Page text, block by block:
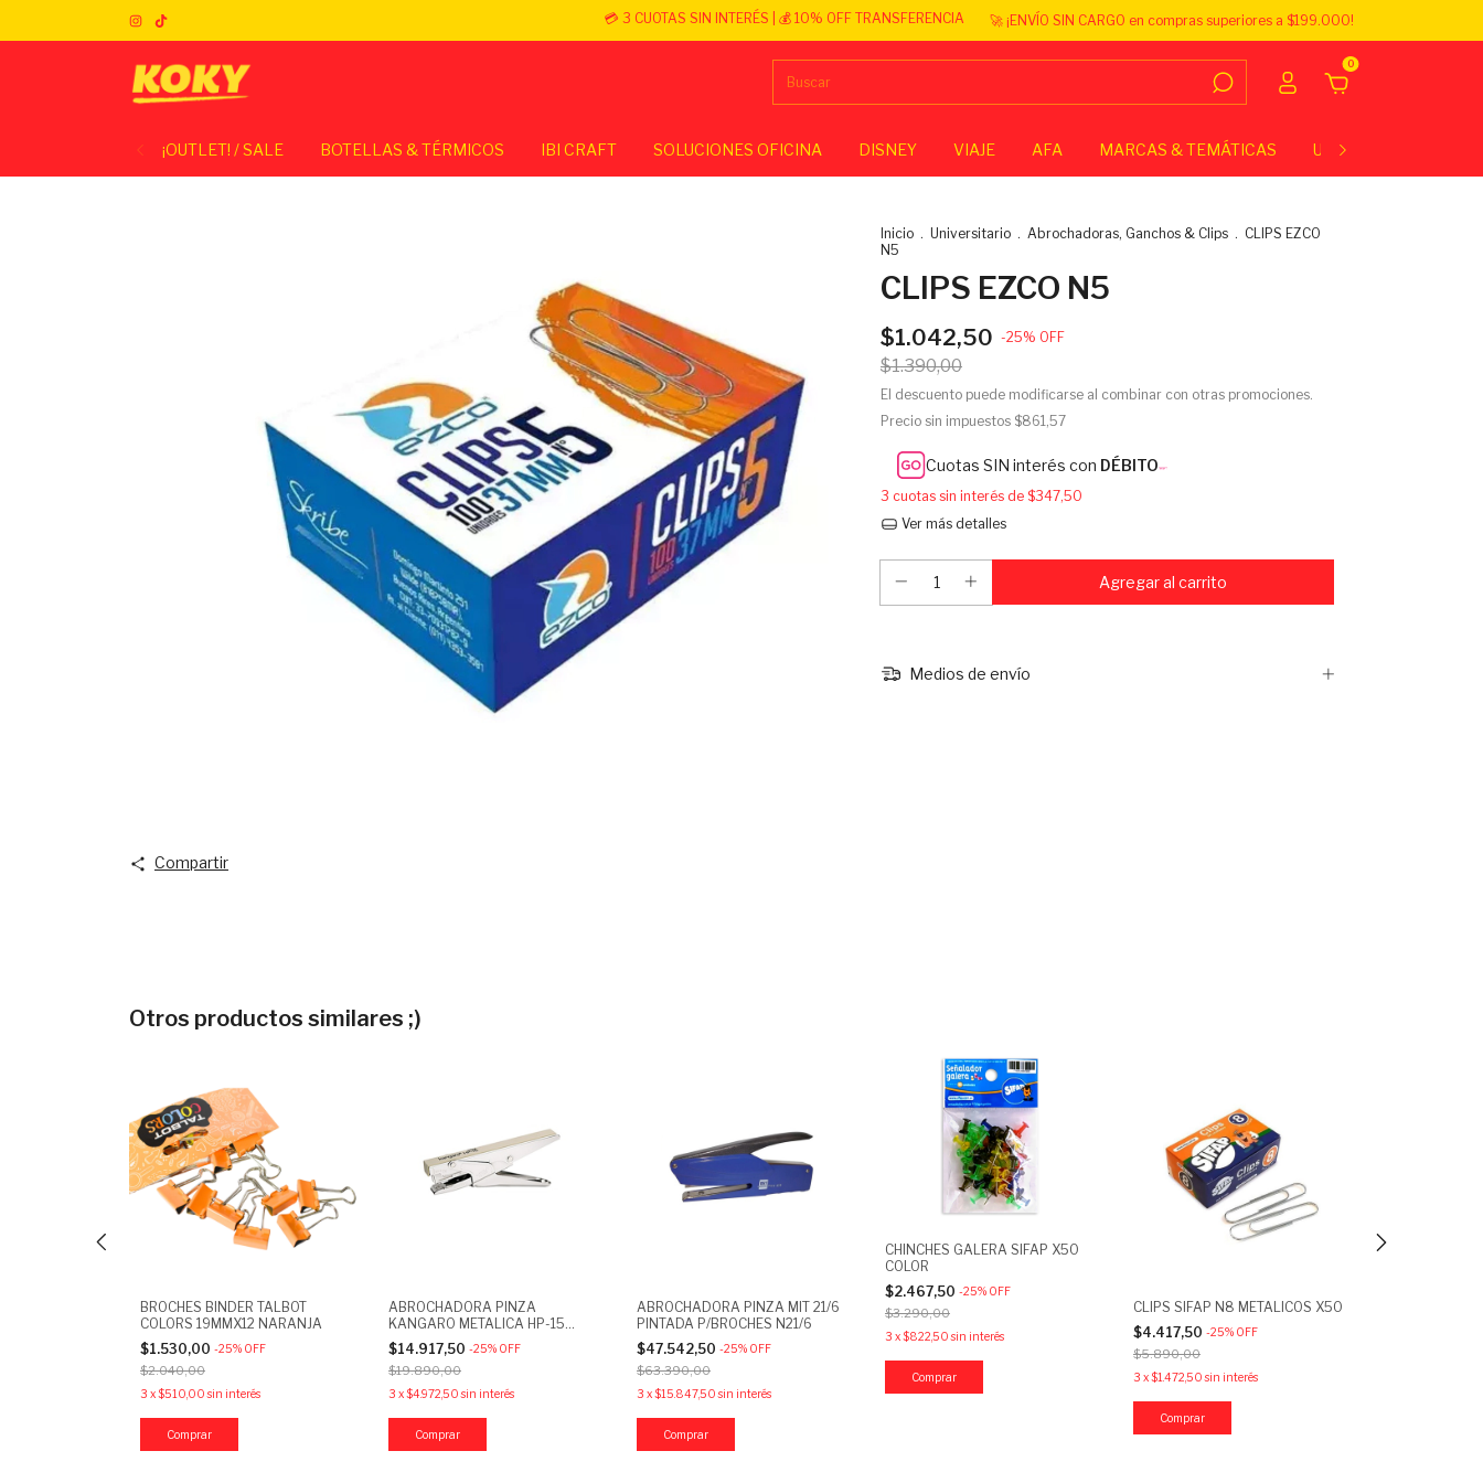
💳 3 CUOTAS SIN INTERÉS | 💰 10% OFF TRANSFERENCIA 🚀 ¡ENVÍO SIN CARGO en compras superiores a $199.000!
0
¡OUTLET! / SALE BOTELLAS & TÉRMICOS IBI CRAFT SOLUCIONES OFICINA DISNEY VIAJE AFA MARCAS & TEMÁTICAS UNIVERSITARIO
Inicio . Universitario . Abrochadoras, Ganchos & Clips . CLIPS EZCO
N5
CLIPS EZCO N5
$1.042,50 -25% OFF
$1.390,00
El descuento puede modificarse al combinar con otras promociones.
Precio sin impuestos $861,57
Cuotas SIN interés con DÉBITO
3 cuotas sin interés de $347,50
Ver más detalles
Medios de envío
Compartir
Otros productos similares ;)
BROCHES BINDER TALBOT
COLORS 19MMX12 NARANJA
$1.530,00 -25% OFF
$2.040,00
3 x$510,00 sin interés
ABROCHADORA PINZA
KANGARO METALICA HP-15
P/BROCHES N10
$14.917,50 -25% OFF
$19.890,00
3 x$4.972,50 sin interés
ABROCHADORA PINZA MIT 21/6
PINTADA P/BROCHES N21/6
$47.542,50 -25% OFF
$63.390,00
3 x$15.847,50 sin interés
CHINCHES GALERA SIFAP X50
COLOR
$2.467,50 -25% OFF
$3.290,00
3 x$822,50 sin interés
CLIPS SIFAP N8 METALICOS X50
$4.417,50 -25% OFF
$5.890,00
3 x$1.472,50 sin interés